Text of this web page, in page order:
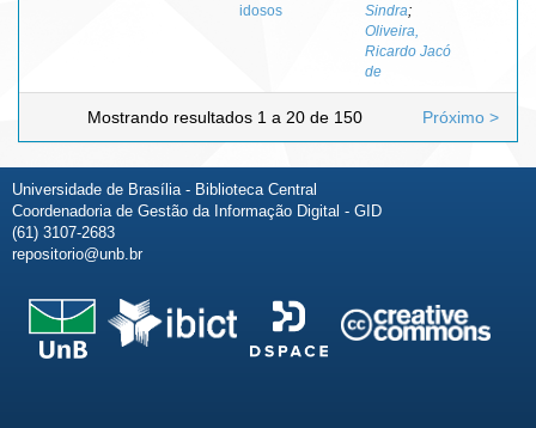
idosos
Sindra;
Oliveira,
Ricardo Jacó
de
Mostrando resultados 1 a 20 de 150 Próximo >
Universidade de Brasília - Biblioteca Central
Coordenadoria de Gestão da Informação Digital - GID
(61) 3107-2683
repositorio@unb.br